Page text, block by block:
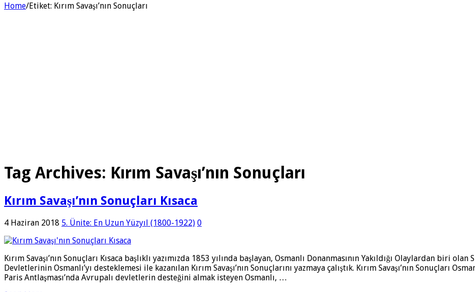
Home/Etiket: Kırım Savaşı’nın Sonuçları
Tag Archives: Kırım Savaşı’nın Sonuçları
Kırım Savaşı’nın Sonuçları Kısaca
4 Haziran 2018 5. Ünite: En Uzun Yüzyıl (1800-1922) 0
Kırım Savaşı’nın Sonuçları Kısaca başlıklı yazımızda 1853 yılında başlayan, Osmanlı Donanmasının Yakıldığı Olaylardan biri
Devletlerinin Osmanlı’yı desteklemesi ile kazanılan Kırım Savaşı’nın Sonuçlarını yazmaya çalıştık. Kırım Savaşı’nın Sonuçları
Paris Antlaşması’nda Avrupalı devletlerin desteğini almak isteyen Osmanlı, …